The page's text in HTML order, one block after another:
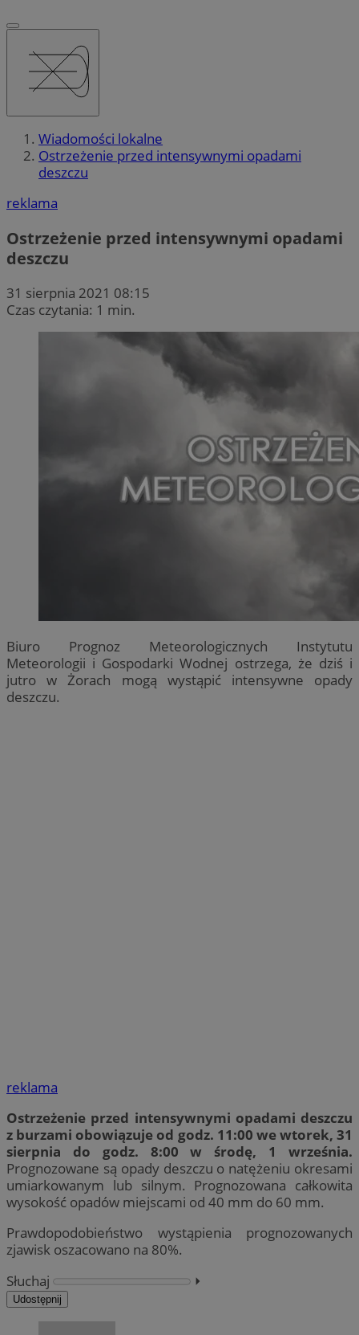
Wiadomości lokalne
Ostrzeżenie przed intensywnymi opadami
deszczu
reklama
Ostrzeżenie przed intensywnymi opadami
deszczu
31 sierpnia 2021 08:15
Czas czytania: 1 min.
Biuro Prognoz Meteorologicznych Instytutu
Meteorologii i Gospodarki Wodnej ostrzega, że dziś i
jutro w Żorach mogą wystąpić intensywne opady
deszczu.
reklama
Ostrzeżenie przed intensywnymi opadami deszczu
z burzami obowiązuje od godz. 11:00 we wtorek, 31
sierpnia do godz. 8:00 w środę, 1 września.
Prognozowane są opady deszczu o natężeniu okresami
umiarkowanym lub silnym. Prognozowana całkowita
wysokość opadów miejscami od 40 mm do 60 mm.
Prawdopodobieństwo wystąpienia prognozowanych
zjawisk oszacowano na 80%.
Słuchaj
⏵︎
Udostępnij